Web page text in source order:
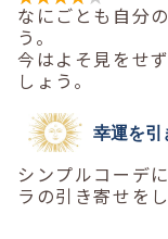
なにごとも自分
う。
今はよそ見をせ
しょう。
幸運を引
シンプルコーデ
ラの引き寄せを